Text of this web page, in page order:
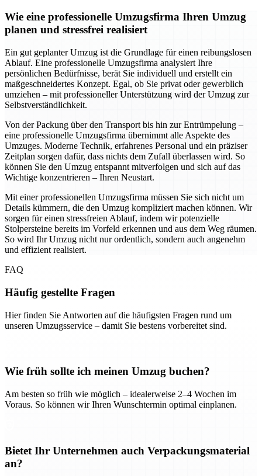
Wie eine professionelle Umzugsfirma Ihren Umzug
planen und stressfrei realisiert
Ein gut geplanter Umzug ist die Grundlage für einen reibungslosen
Ablauf. Eine professionelle Umzugsfirma analysiert Ihre
persönlichen Bedürfnisse, berät Sie individuell und erstellt ein
maßgeschneidertes Konzept. Egal, ob Sie privat oder gewerblich
umziehen – mit professioneller Unterstützung wird der Umzug zur
Selbstverständlichkeit.
Von der Packung über den Transport bis hin zur Entrümpelung –
eine professionelle Umzugsfirma übernimmt alle Aspekte des
Umzuges. Moderne Technik, erfahrenes Personal und ein präziser
Zeitplan sorgen dafür, dass nichts dem Zufall überlassen wird. So
können Sie den Umzug entspannt mitverfolgen und sich auf das
Wichtige konzentrieren – Ihren Neustart.
Mit einer professionellen Umzugsfirma müssen Sie sich nicht um
Details kümmern, die den Umzug kompliziert machen können. Wir
sorgen für einen stressfreien Ablauf, indem wir potenzielle
Stolpersteine bereits im Vorfeld erkennen und aus dem Weg räumen.
So wird Ihr Umzug nicht nur ordentlich, sondern auch angenehm
und effizient realisiert.
FAQ
Häufig gestellte Fragen
Hier finden Sie Antworten auf die häufigsten Fragen rund um
unseren Umzugsservice – damit Sie bestens vorbereitet sind.
Wie früh sollte ich meinen Umzug buchen?
Am besten so früh wie möglich – idealerweise 2–4 Wochen im
Voraus. So können wir Ihren Wunschtermin optimal einplanen.
Bietet Ihr Unternehmen auch Verpackungsmaterial
an?